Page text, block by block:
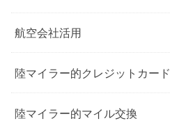
航空会社活用
陸マイラー的クレジットカード
陸マイラー的マイル交換